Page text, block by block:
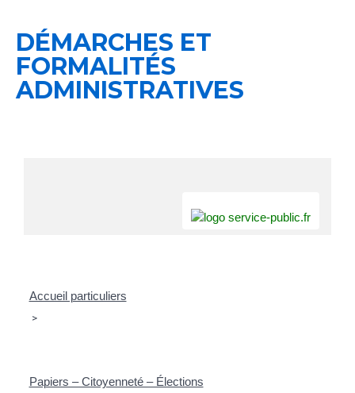
DÉMARCHES ET
FORMALITÉS
ADMINISTRATIVES
Accueil particuliers
>
Papiers – Citoyenneté – Élections